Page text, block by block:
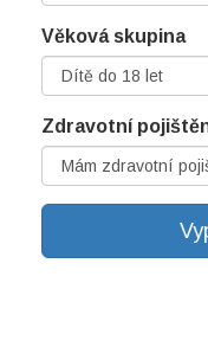
Věková skupina
Zdravotní